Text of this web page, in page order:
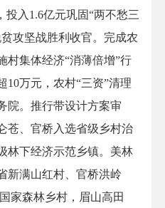
投入1.6亿元巩固“两不愁三
攻坚战胜利收官。完成农
村集体经济“消薄倍增”行
10万元，农村“三资”清理
院。推行带设计方案审
苍、官桥入选省级乡村治
林下经济示范乡镇。美林
新满山红村、官桥洪岭
家森林乡村，眉山高田